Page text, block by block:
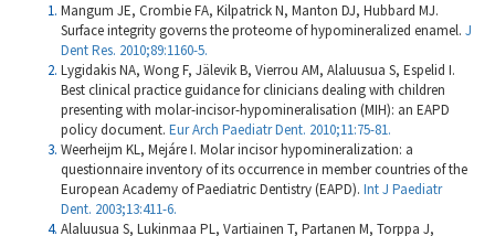
Mangum JE, Crombie FA, Kilpatrick N, Manton DJ, Hubbard MJ.
Surface integrity governs the proteome of hypomineralized enamel. J
Dent Res. 2010;89:1160-5.
Lygidakis NA, Wong F, Jälevik B, Vierrou AM, Alaluusua S, Espelid I.
Best clinical practice guidance for clinicians dealing with children
presenting with molar-incisor-hypomineralisation (MIH): an EAPD
policy document. Eur Arch Paediatr Dent. 2010;11:75-81.
Weerheijm KL, Mejáre I. Molar incisor hypomineralization: a
questionnaire inventory of its occurrence in member countries of the
European Academy of Paediatric Dentistry (EAPD). Int J Paediatr
Dent. 2003;13:411-6.
Alaluusua S, Lukinmaa PL, Vartiainen T, Partanen M, Torppa J,